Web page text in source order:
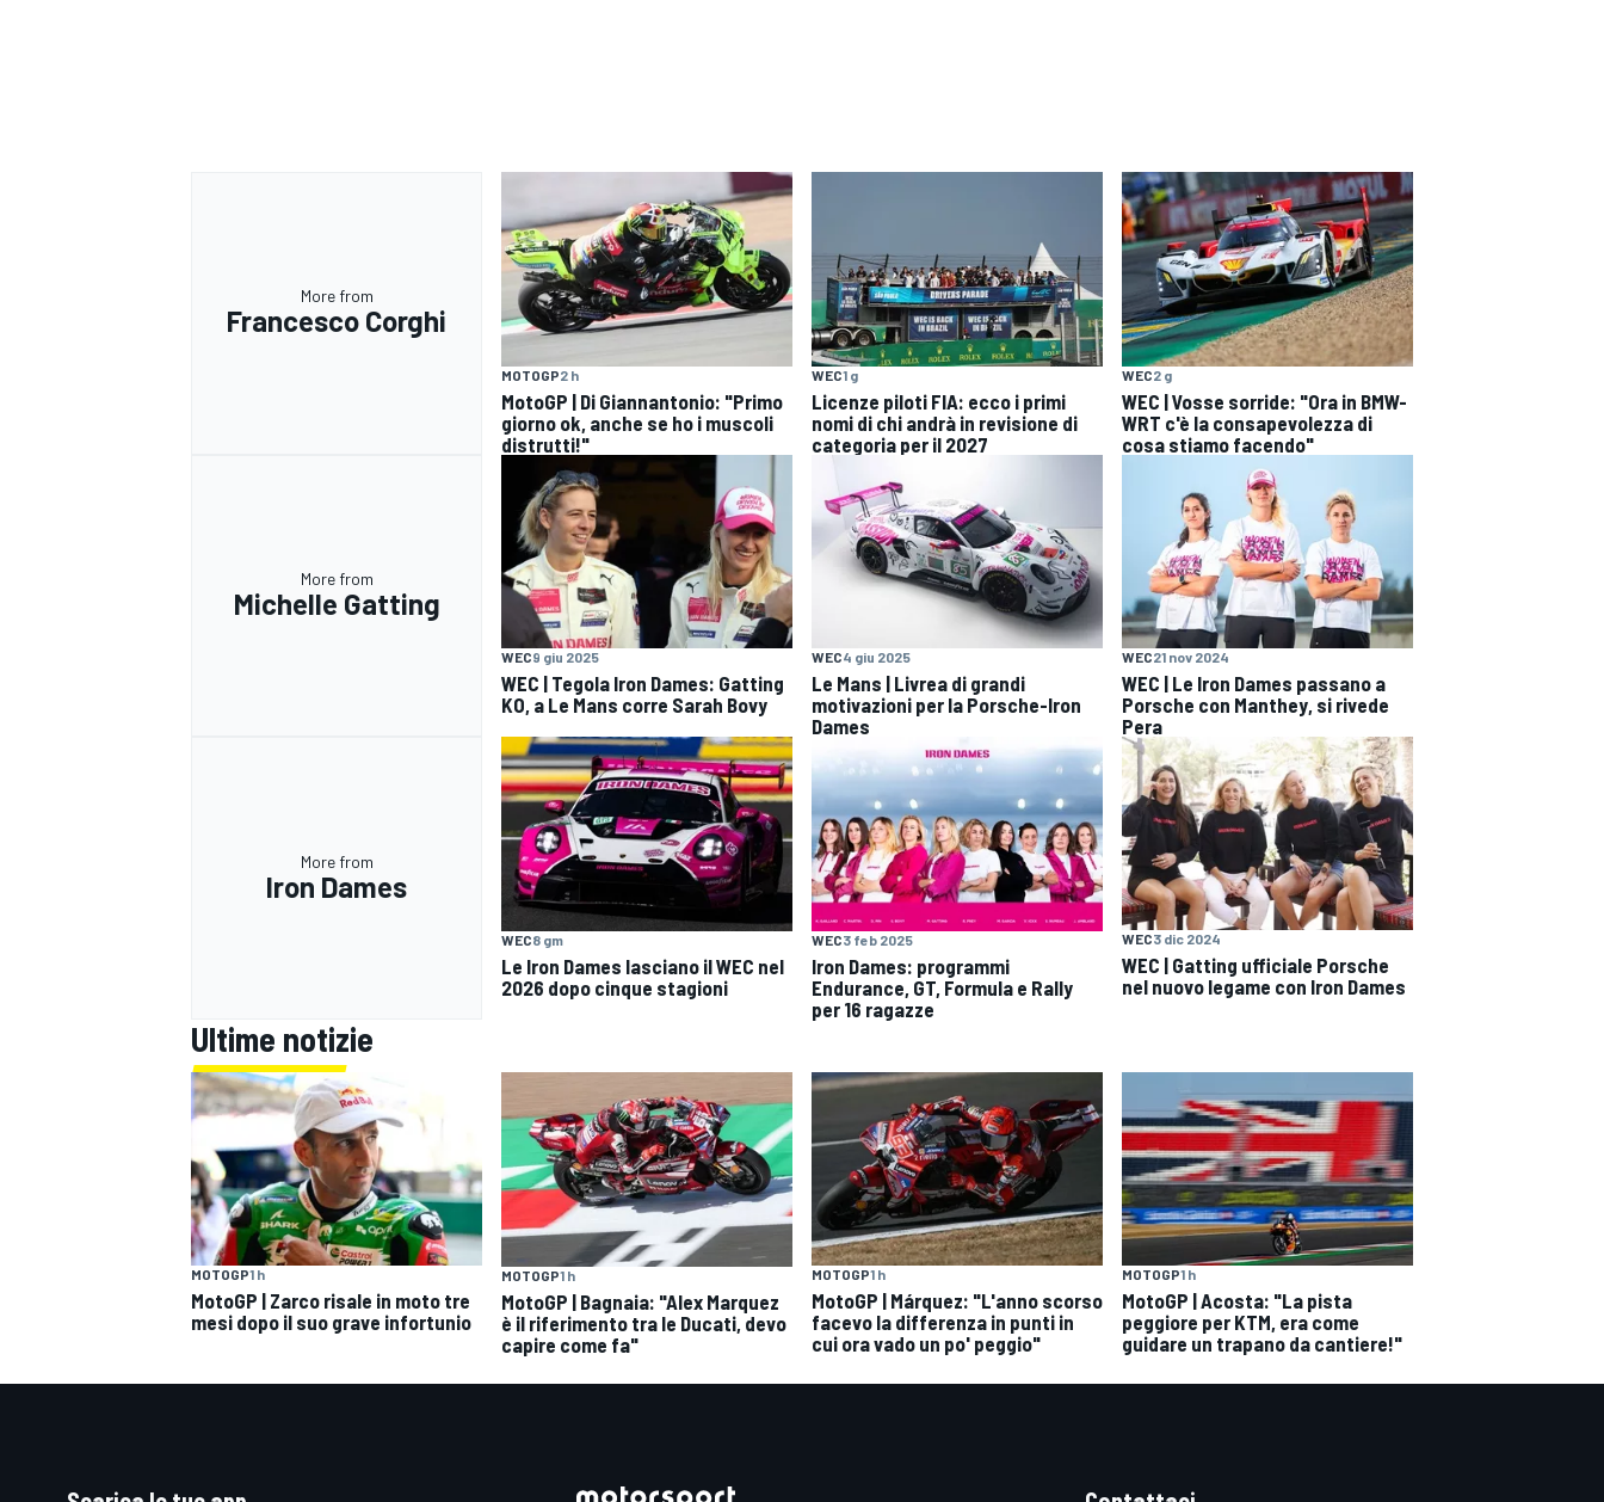
More from
Francesco Corghi
MOTOGP2 h
MotoGP | Di Giannantonio: "Primo
giorno ok, anche se ho i muscoli
distrutti!"
WEC1 g
Licenze piloti FIA: ecco i primi
nomi di chi andrà in revisione di
categoria per il 2027
WEC2 g
WEC | Vosse sorride: "Ora in BMW-
WRT c'è la consapevolezza di
cosa stiamo facendo"
More from
Michelle Gatting
WEC9 giu 2025
WEC | Tegola Iron Dames: Gatting
KO, a Le Mans corre Sarah Bovy
WEC4 giu 2025
Le Mans | Livrea di grandi
motivazioni per la Porsche-Iron
Dames
WEC21 nov 2024
WEC | Le Iron Dames passano a
Porsche con Manthey, si rivede
Pera
More from
Iron Dames
WEC8 gm
Le Iron Dames lasciano il WEC nel
2026 dopo cinque stagioni
WEC3 feb 2025
Iron Dames: programmi
Endurance, GT, Formula e Rally
per 16 ragazze
WEC3 dic 2024
WEC | Gatting ufficiale Porsche
nel nuovo legame con Iron Dames
Ultime notizie
MOTOGP1 h
MotoGP | Zarco risale in moto tre
mesi dopo il suo grave infortunio
MOTOGP1 h
MotoGP | Bagnaia: "Alex Marquez
è il riferimento tra le Ducati, devo
capire come fa"
MOTOGP1 h
MotoGP | Márquez: "L'anno scorso
facevo la differenza in punti in
cui ora vado un po' peggio"
MOTOGP1 h
MotoGP | Acosta: "La pista
peggiore per KTM, era come
guidare un trapano da cantiere!"